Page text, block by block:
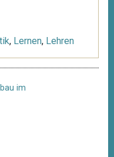
, Lernen, Lehren
im